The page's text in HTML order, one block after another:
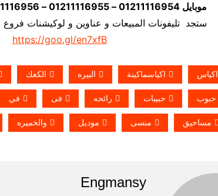
موبايل 01211116954 – 01211116955 – 01211116956–01211116958
ستجد تليفونات المبيعات و عناوين و لوكيشنات
https://goo.gl/en7xfB
اكياس اكياسماكينة البيره الكعك
حبوب حبيبات رائحه فى في
مساحيق منسى موديل والخميره
Engmansy